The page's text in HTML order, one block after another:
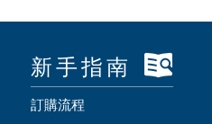
新手指南
訂購流程